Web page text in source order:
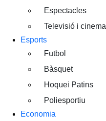
Espectacles
Televisió i cinema
Esports
Futbol
Bàsquet
Hoquei Patins
Poliesportiu
Economia